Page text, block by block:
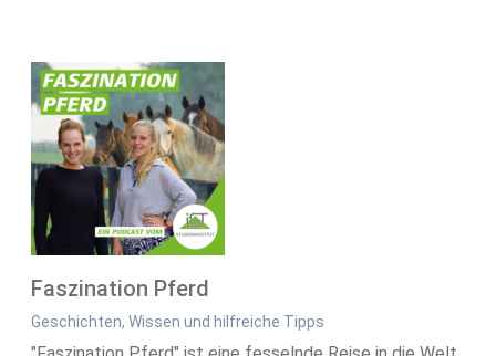
Faszination Pferd
Geschichten, Wissen und hilfreiche Tipps